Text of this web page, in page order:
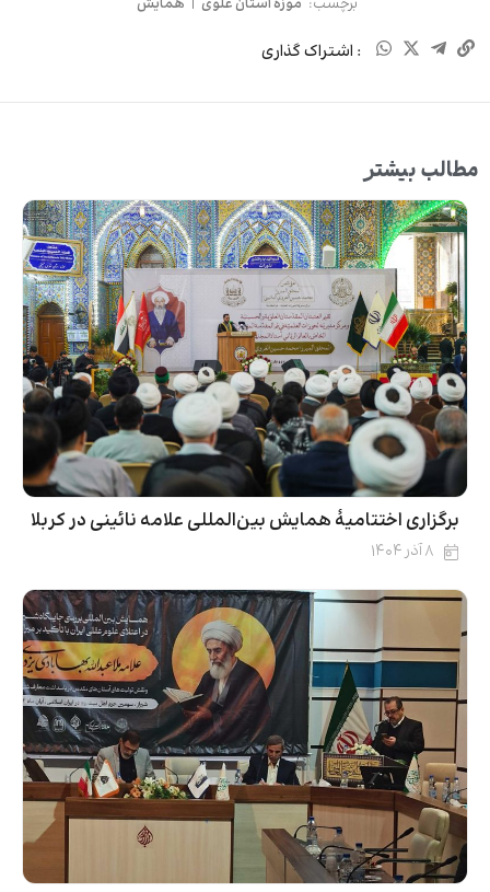
برچسب: موزه آستان علوی | همایش
: اشتراک گذاری
مطالب بیشتر
برگزاری اختتامیۀ همایش بین‌المللی علامه نائینی در کربلا
۸ آذر ۱۴۰۴